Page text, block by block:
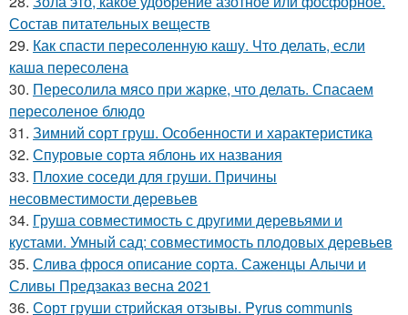
Состав питательных веществ
29. Как спасти пересоленную кашу. Что делать, если
каша пересолена
30. Пересолила мясо при жарке, что делать. Спасаем
пересоленое блюдо
31. Зимний сорт груш. Особенности и характеристика
32. Спуровые сорта яблонь их названия
33. Плохие соседи для груши. Причины
несовместимости деревьев
34. Груша совместимость с другими деревьями и
кустами. Умный сад: совместимость плодовых деревьев
35. Слива фрося описание сорта. Саженцы Алычи и
Сливы Предзаказ весна 2021
36. Сорт груши стрийская отзывы. Pyrus communis